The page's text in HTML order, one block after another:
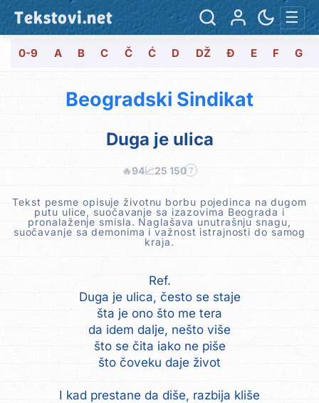
Tekstovi.net ☰
0-9 A B C Č Ć D DŽ Đ E F G
Beogradski Sindikat
Duga je ulica
🔥94📈25 150 ?
Tekst pesme opisuje životnu borbu pojedinca na dugom
putu ulice, suočavanje sa izazovima Beograda i
pronalaženje smisla. Naglašava unutrašnju snagu,
suočavanje sa demonima i važnost istrajnosti do samog
kraja.
Ref.
Duga je ulica, često se staje
šta je ono što me tera
da idem dalje, nešto više
što se čita iako ne piše
što čoveku daje život
I kad prestane da diše, razbija kliše